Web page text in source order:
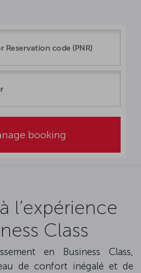
booking
l’expérience
Class
en Business Class,
de confort inégalé et de